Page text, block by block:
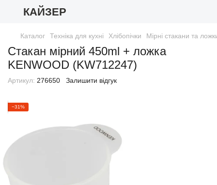
КАЙЗЕР
Каталог Техніка для кухні Хлібопічки Мірні стакани та
Стакан мірний 450ml + ложка
KENWOOD (KW712247)
Артикул: 276650 Залишити відгук
−31%